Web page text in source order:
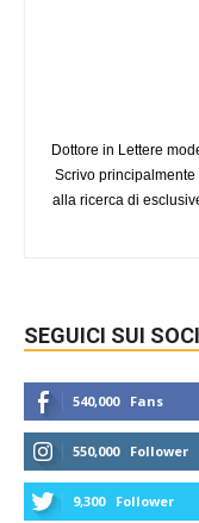
Dottore in Lettere
Scrivo
alla ricerca di
SEGUICI SUI
540,000 Fans
550,000 Follower
9,300 Follower